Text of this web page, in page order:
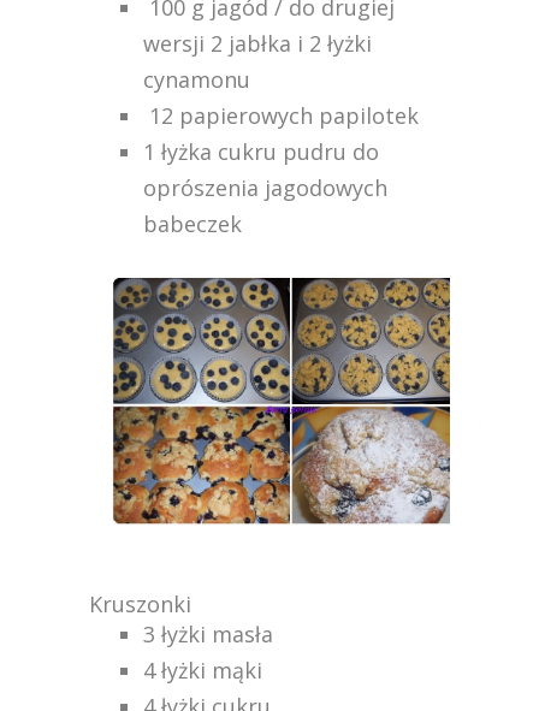
100 g jagód / do drugiej
wersji 2 jabłka i 2 łyżki
cynamonu
12 papierowych papilotek
1 łyżka cukru pudru do
oprószenia jagodowych
babeczek
Kruszonki
3 łyżki masła
4 łyżki mąki